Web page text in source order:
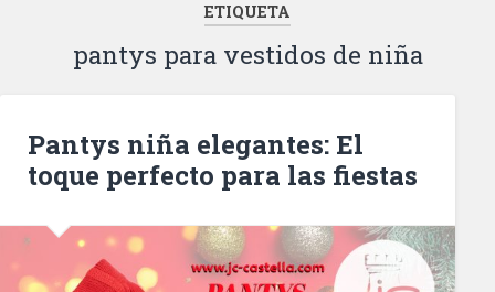
ETIQUETA
pantys para vestidos de niña
Pantys niña elegantes: El
toque perfecto para las fiestas